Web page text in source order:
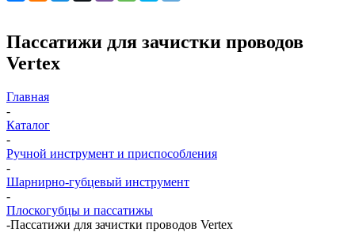
Пассатижи для зачистки проводов
Vertex
Главная
-
Каталог
-
Ручной инструмент и приспособления
-
Шарнирно-губцевый инструмент
-
Плоскогубцы и пассатижы
-Пассатижи для зачистки проводов Vertex